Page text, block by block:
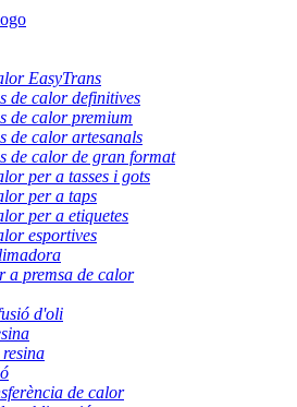
EasyTrans
de calor definitives
de calor premium
de calor artesanals
de calor de gran format
per a tasses i gots
per a taps
per a etiquetes
esportives
a premsa de calor
d'oli
de calor